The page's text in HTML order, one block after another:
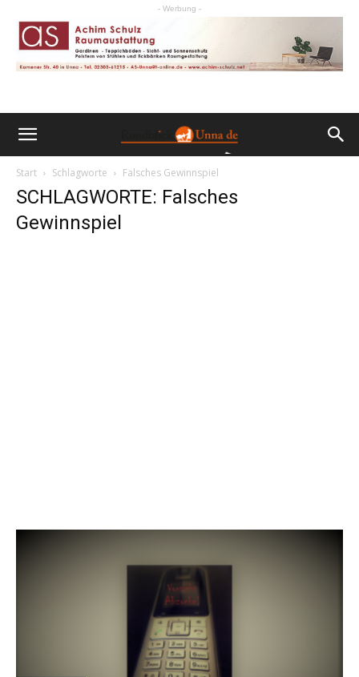
- Werbung -
Start Schlagworte Falsches Gewinnspiel
SCHLAGWORTE: Falsches
Gewinnspiel